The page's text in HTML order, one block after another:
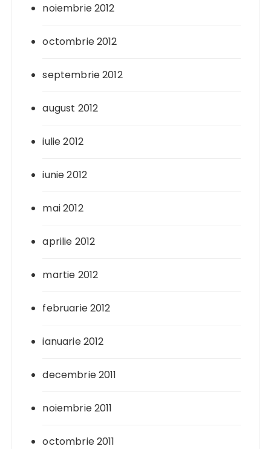
noiembrie 2012
octombrie 2012
septembrie 2012
august 2012
iulie 2012
iunie 2012
mai 2012
aprilie 2012
martie 2012
februarie 2012
ianuarie 2012
decembrie 2011
noiembrie 2011
octombrie 2011